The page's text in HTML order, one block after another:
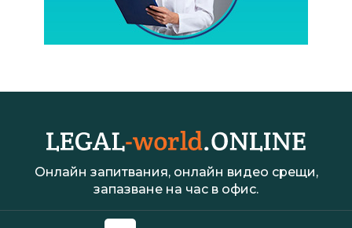
Онлайн запитвания, онлайн видео срещи,
запазване на час в офис.